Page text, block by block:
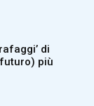
di
più